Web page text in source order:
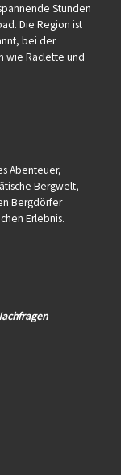
Stunden
Die Region ist
bei der
wie Raclette und
Abenteuer,
Bergwelt,
Bergdörfer
Erlebnis.